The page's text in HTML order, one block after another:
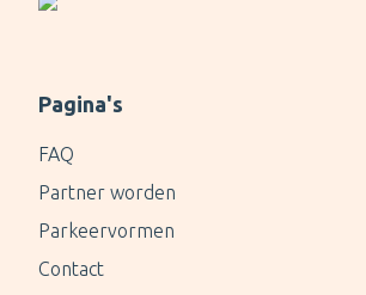
Pagina's
FAQ
Partner worden
Parkeervormen
Contact